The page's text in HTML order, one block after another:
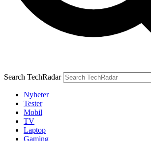
Search TechRadar
Nyheter
Tester
Mobil
TV
Laptop
Gaming